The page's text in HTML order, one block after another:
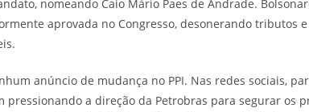
nomeando Caio Mário Paes de Andrade.
aprovada no Congresso, desonerando tributos
anúncio de mudança no PPI. Nas redes sociais,
pressionando a direção da Petrobras para segurar os